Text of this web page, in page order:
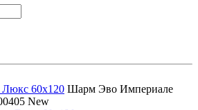
60x120 Шарм Эво Империале
New